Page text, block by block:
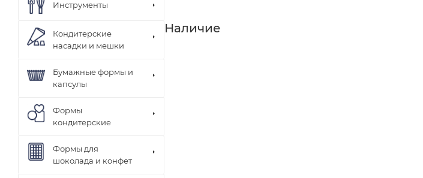
Наличие
Инструменты
Кондитерские
насадки и мешки
Бумажные формы и
капсулы
Формы
кондитерские
Формы для
шоколада и конфет